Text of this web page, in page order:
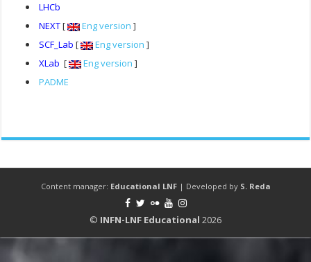
LHCb
NEXT[ Eng version ]
SCF_Lab [ Eng version ]
XLab [ Eng version ]
PADME
Content manager: Educational LNF| Developed by S. Reda
© INFN-LNF Educational 2026